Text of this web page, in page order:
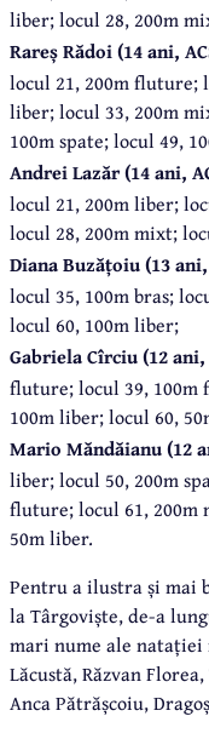
liber; locul 28, 200m
Rareș Rădoi (14 ani,
locul 21, 200m fluture;
liber; locul 33, 200m
100m spate; locul 49,
Andrei Lazăr (14 ani,
locul 21, 200m liber;
locul 28, 200m mixt;
Diana Buzățoiu (13
locul 35, 100m bras;
locul 60, 100m liber;
Gabriela Cîrciu (12
fluture; locul 39, 100m
100m liber; locul 60,
Mario Măndăianu (12
liber; locul 50, 200m
fluture; locul 61, 200m
50m liber.
Pentru a ilustra și mai
la Târgoviște, de-a
mari nume ale natației
Lăcustă, Răzvan
Anca Pătrășcoiu,